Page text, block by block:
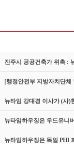
진주시 공공건축가 위촉 :
[행정안전부 지방자치단
뉴타임 강대경 이사가 (사)
뉴타임하우징은 우드유니
뉴타임하우징은 독일 PHI